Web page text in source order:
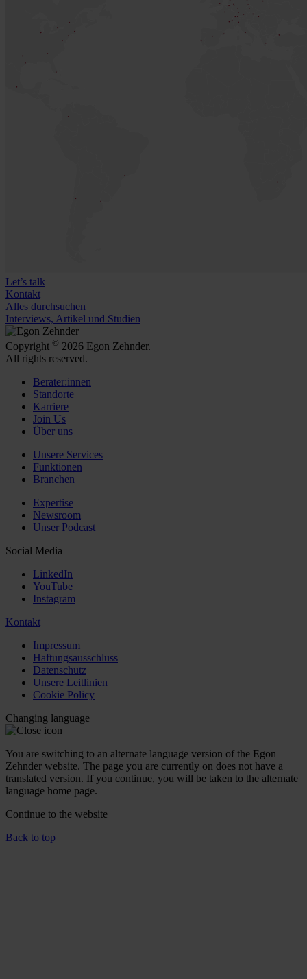
Let’s talk
Kontakt
Alles durchsuchen
Interviews, Artikel und Studien
Copyright © 2026 Egon Zehnder.
All rights reserved.
Berater:innen
Standorte
Karriere
Join Us
Über uns
Unsere Services
Funktionen
Branchen
Expertise
Newsroom
Unser Podcast
Social Media
LinkedIn
YouTube
Instagram
Kontakt
Impressum
Haftungsausschluss
Datenschutz
Unsere Leitlinien
Cookie Policy
Changing language
You are switching to an alternate language version of the Egon
Zehnder website. The page you are currently on does not have a
translated version. If you continue, you will be taken to the alternate
language home page.
Continue to the website
Back to top